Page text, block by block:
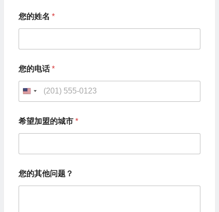
您的姓名 *
您的电话*
U
i
e
d
希望加盟的城市 *
您
的
您的其他问题？